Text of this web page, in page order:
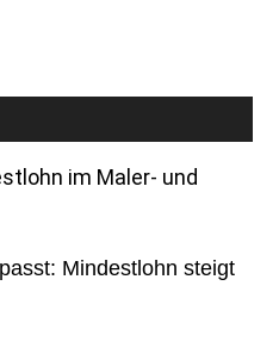
Mindestlohn steigt